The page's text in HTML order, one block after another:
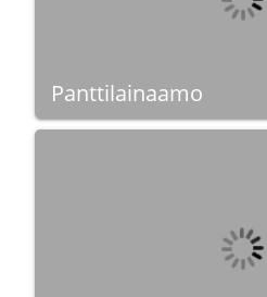
Panttilainaamo